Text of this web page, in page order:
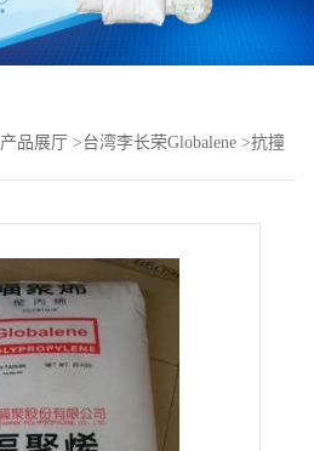
产品展厅 >台湾李长荣Globalene >抗撞